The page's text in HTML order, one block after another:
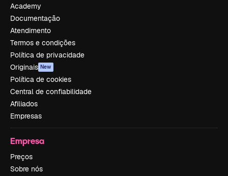
Academy
Documentação
Atendimento
Termos e condições
Política de privacidade
Originais New
Política de cookies
Central de confiabilidade
Afiliados
Empresas
Empresa
Preços
Sobre nós